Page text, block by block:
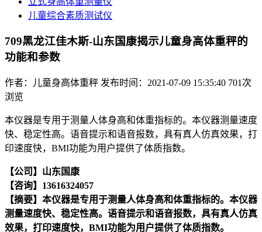
儿童综合素质测试仪
709黑龙江佳木斯-山东国康揭示儿童身高体重秤的
功能和参数
作者：儿童身高体重秤 发布时间：2021-07-09 15:35:40 701次
浏览
本仪器是专用于测量人体身高和体重指标的。本仪器测量速度
快、稳定性高。语音提示和语音报数，具有真人仿真效果，打
印速度快，BMI功能为用户提供了体质指数。
【公司】山东国康
【咨询】13616324057
【摘要】 本仪器是专用于测量人体身高和体重指标的。本仪器
测量速度快、稳定性高。语音提示和语音报数，具有真人仿真
效果，打印速度快，BMI功能为用户提供了体质指数。